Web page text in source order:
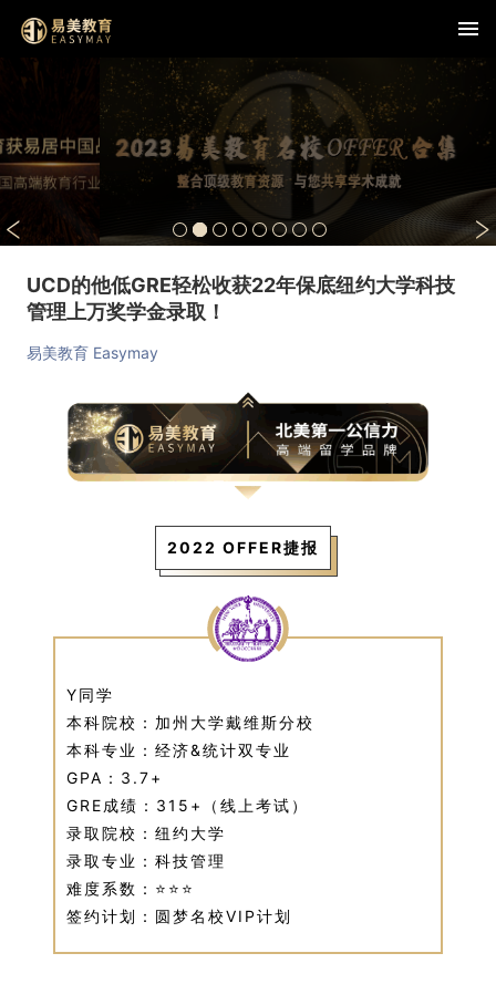
UCD的他低GRE轻松收获22年保底纽约大学科技
管理上万奖学金录取！
易美教育 Easymay
2022 OFFER捷报
Y同学
本科院校：加州大学戴维斯分校
本科专业：经济&统计双专业
GPA：3.7+
GRE成绩：315+（线上考试）
录取院校：纽约大学
录取专业：科技管理
难度系数：⭐⭐⭐
签约计划：圆梦名校VIP计划